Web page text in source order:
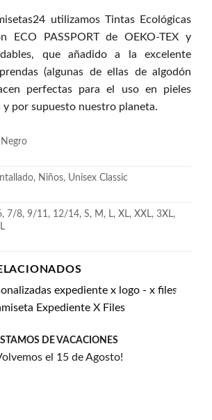
utilizamos Tintas Ecológicas
ECO PASSPORT de OEKO-TEX y
que añadido a la excelente
(algunas de ellas de algodón
perfectas para el uso en pieles
y por supuesto nuestro planeta.
Niños, Unisex Classic
7/8, 9/11, 12/14, S, M, L, XL, XXL, 3XL,
Expediente X Files
DE VACACIONES
el 15 de Agosto!